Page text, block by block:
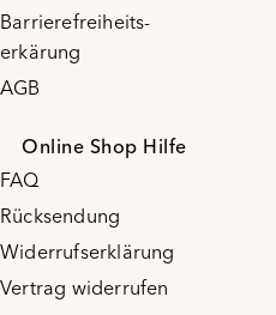
Barrierefreiheits-
erkärung
AGB
Online Shop Hilfe
FAQ
Rücksendung
Widerrufserklärung
Vertrag widerrufen